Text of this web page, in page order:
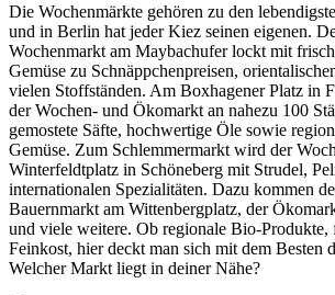
Die Wochenmärkte gehören zu den
und in Berlin hat jeder Kiez seinen eigenen.
Wochenmarkt am Maybachufer lockt mit
Gemüse zu Schnäppchenpreisen,
vielen Stoffständen. Am Boxhagener Platz in
der Wochen- und Ökomarkt an nahezu 100
gemostete Säfte, hochwertige Öle sowie
Gemüse. Zum Schlemmermarkt wird der
Winterfeldtplatz in Schöneberg mit Strudel,
internationalen Spezialitäten. Dazu kommen
Bauernmarkt am Wittenbergplatz, der
und viele weitere. Ob regionale Bio-Produkte,
Feinkost, hier deckt man sich mit dem Besten
Welcher Markt liegt in deiner Nähe?